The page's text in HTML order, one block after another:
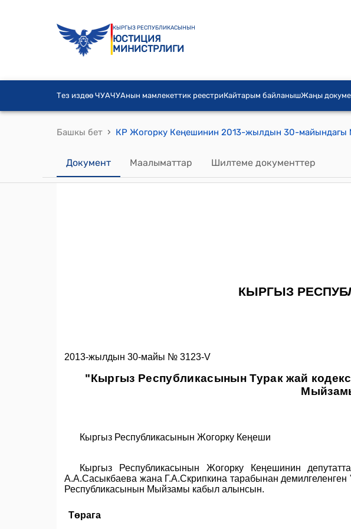
КЫРГЫЗ РЕСПУБЛИКАСЫНЫН
ЮСТИЦИЯ
МИНИСТРЛИГИ
Тез издөө ЧУАЧУАнын мамлекеттик реестриКайтарым байланышЖаңы
Башкы бет ›
Документ Маалыматтар Шилтеме документтер